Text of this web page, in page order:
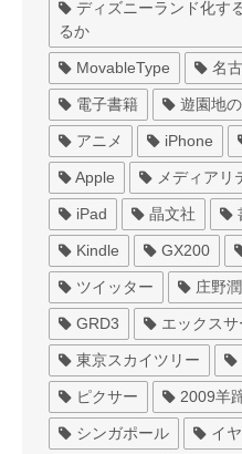
ディズニーランド化す
るか
MovableType 名
電子書籍 遊園地
アニメ iPhone
Apple メディアリ
iPad 晶文社
Kindle GX200
ツイッター 庄野
GRD3 エックスサ
東京スカイツリー
ピクサー 2009羊
シンガポール イ